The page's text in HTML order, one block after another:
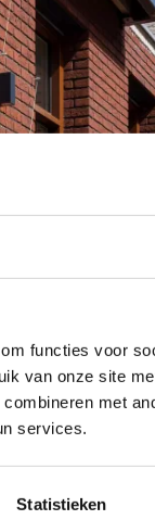
functies voor
van onze site
met
services.
Statistieken